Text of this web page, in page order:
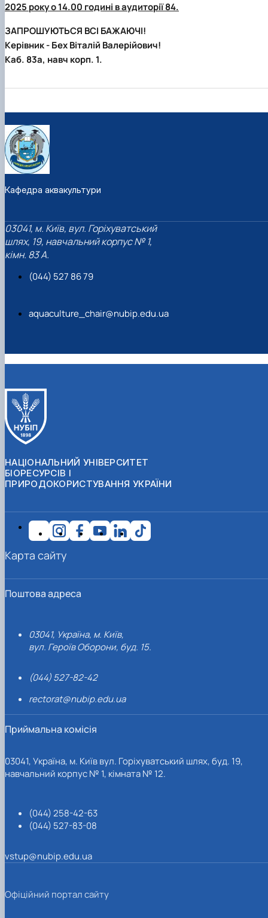
2025 року о 14.00 годині в аудиторії 84.
ЗАПРОШУЮТЬСЯ ВСІ БАЖАЮЧІ!
Керівник - Бех Віталій Валерійович!
Каб. 83а, навч корп. 1.
Кафедра аквакультури
03041, м. Київ, вул. Горіхуватський
шлях, 19, навчальний корпус № 1,
кімн. 83 А.
(044) 527 86 79
aquaculture_chair@nubip.edu.ua
НАЦІОНАЛЬНИЙ УНІВЕРСИТЕТ
БІОРЕСУРСІВ І
ПРИРОДОКОРИСТУВАННЯ УКРАЇНИ
Поштова адреса
03041, Україна, м. Київ,
вул. Героїв Оборони, буд. 15.
(044) 527-82-42
rectorat@nubip.edu.ua
Приймальна комісія
03041, Україна, м. Київ вул. Горіхуватський шлях, буд. 19,
навчальний корпус № 1, кімната № 12.
(044) 258-42-63
(044) 527-83-08
vstup@nubip.edu.ua
Карта сайту
Офіційний портал сайту